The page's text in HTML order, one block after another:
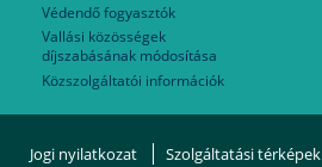
Védendő fogyasztók
Vallási közösségek
díjszabásának módosítása
Közszolgáltatói információk
Jogi nyilatkozat Szolgáltatási térképek